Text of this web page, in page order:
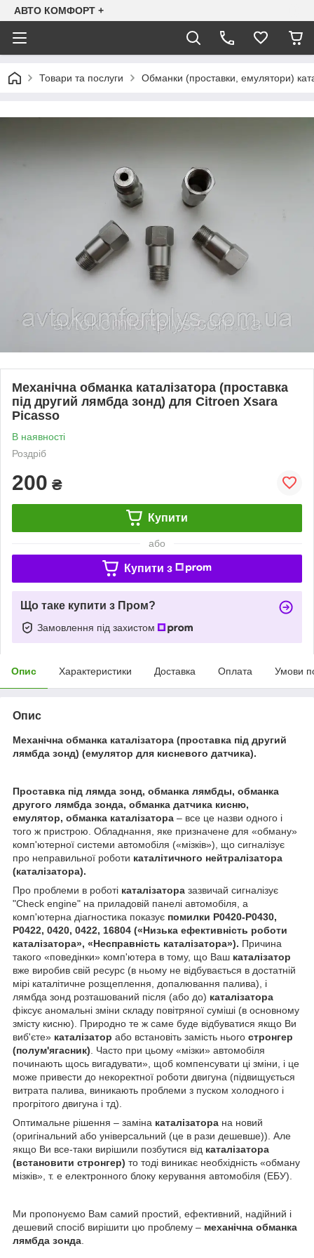
АВТО КОМФОРТ +
Товари та послуги Обманки (проставки, емулятори)
Механічна обманка каталізатора (проставка
під другий лямбда зонд) для Citroen Xsara
Picasso
В наявності
Роздріб
200 ₴
Купити
або
Купити з
Що таке купити з Пром?
Замовлення під захистом
Опис Характеристики Доставка Оплата Умови
Опис
Механічна обманка каталізатора (проставка під другий
лямбда зонд) (емулятор для кисневого датчика).
Проставка під лямда зонд, обманка лямбды, обманка
другого лямбда зонда, обманка датчика кисню,
емулятор, обманка каталізатора – все це назви одного і
того ж пристрою. Обладнання, яке призначене для «обману»
комп'ютерної системи автомобіля («мізків»), що сигналізує
про неправильної роботи каталітичного нейтралізатора
(каталізатора).
Про проблеми в роботі каталізатора зазвичай сигналізує
"Check engine" на приладовій панелі автомобіля, а
комп'ютерна діагностика показує помилки P0420-P0430,
P0422, 0420, 0422, 16804 («Низька ефективність роботи
каталізатора», «Несправність каталізатора»). Причина
такого «поведінки» комп'ютера в тому, що Ваш каталізатор
вже виробив свій ресурс (в ньому не відбувається в достатній
мірі каталітичне розщеплення, допалювання палива), і
лямбда зонд розташований після (або до) каталізатора
фіксує аномальні зміни складу повітряної суміші (в основному
змісту кисню). Природно те ж саме буде відбуватися якщо Ви
виб'єте» каталізатор або встановіть замість нього стронгер
(полум'ягасник) . Часто при цьому «мізки» автомобіля
починають щось вигадувати», щоб компенсувати ці зміни, і це
може привести до некоректної роботи двигуна (підвищується
витрата палива, виникають проблеми з пуском холодного і
прогрітого двигуна і тд).
Оптимальне рішення – заміна каталізатора на новий
(оригінальний або універсальний (це в рази дешевше)). Але
якщо Ви все-таки вирішили позбутися від каталізатора
(встановити стронгер) то тоді виникає необхідність «обману
мізків», т. е електронного блоку керування автомобіля (ЕБУ).
Ми пропонуємо Вам самий простий, ефективний, надійний і
дешевий спосіб вирішити цю проблему – механічна обманка
лямбда зонда